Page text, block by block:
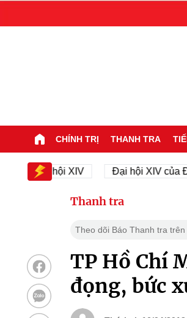
CHÍNH TRỊ THANH TRA
Đại hội XIV Đại hội XIV của Đảng
Thanh tra
Theo dõi Báo Thanh tra trên
TP Hồ Chí
đọng, bức